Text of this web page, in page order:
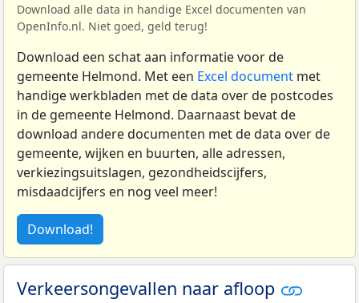
Download alle data in handige Excel documenten van
OpenInfo.nl. Niet goed, geld terug!
Download een schat aan informatie voor de
gemeente Helmond. Met een Excel document met
handige werkbladen met de data over de postcodes
in de gemeente Helmond. Daarnaast bevat de
download andere documenten met de data over de
gemeente, wijken en buurten, alle adressen,
verkiezingsuitslagen, gezondheidscijfers,
misdaadcijfers en nog veel meer!
Download!
Verkeersongevallen naar afloop